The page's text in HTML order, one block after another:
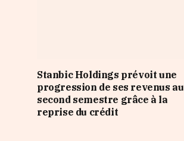
Stanbic Holdings prévoit une
progression de ses revenus au
second semestre grâce à la
reprise du crédit